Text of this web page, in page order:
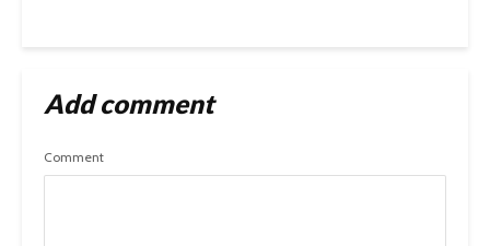
Add comment
Comment